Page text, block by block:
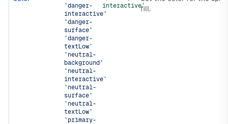
'danger-
interactive'
'danger-
surface'
'danger-
textLow'
'neutral-
background'
'neutral-
interactive'
'neutral-
surface'
'neutral-
textLow'
'primary-
interactive'fill.